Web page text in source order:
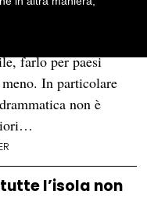
farlo per paesi
In particolare
non è
l’isola non